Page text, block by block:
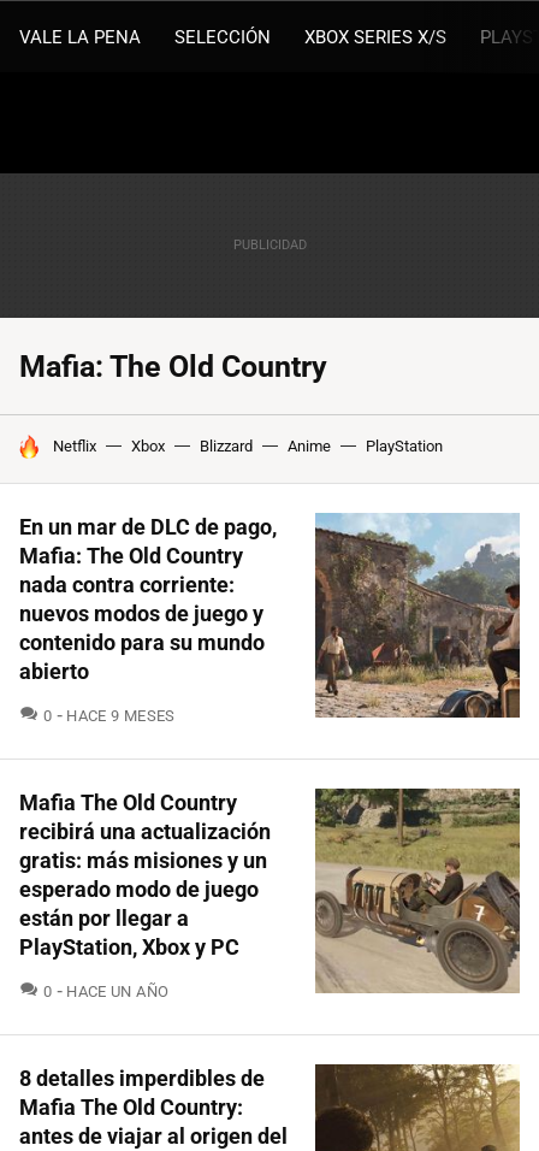
VALE LA PENA SELECCIÓN XBOX SERIES X/S
Mafia: The Old Country
HOY SE HABLA DE
Netflix Xbox Blizzard Anime PlayStation
En un mar de DLC de pago,
Mafia: The Old Country
nada contra corriente:
nuevos modos de juego y
contenido para su mundo
abierto
0 COMENTARIOS
HACE 9 MESES
Mafia The Old Country
recibirá una actualización
gratis: más misiones y un
esperado modo de juego
están por llegar a
PlayStation, Xbox y PC
0 COMENTARIOS
HACE UN AÑO
8 detalles imperdibles de
Mafia The Old Country:
antes de viajar al origen del